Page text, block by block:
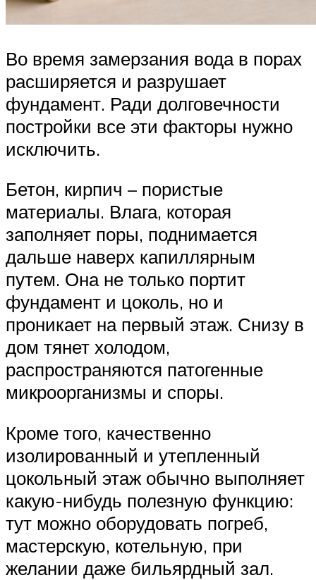
Во время замерзания вода в порах
расширяется и разрушает
фундамент. Ради долговечности
постройки все эти факторы нужно
исключить.
Бетон, кирпич – пористые
материалы. Влага, которая
заполняет поры, поднимается
дальше наверх капиллярным
путем. Она не только портит
фундамент и цоколь, но и
проникает на первый этаж. Снизу в
дом тянет холодом,
распространяются патогенные
микроорганизмы и споры.
Кроме того, качественно
изолированный и утепленный
цокольный этаж обычно выполняет
какую-нибудь полезную функцию:
тут можно оборудовать погреб,
мастерскую, котельную, при
желании даже бильярдный зал.